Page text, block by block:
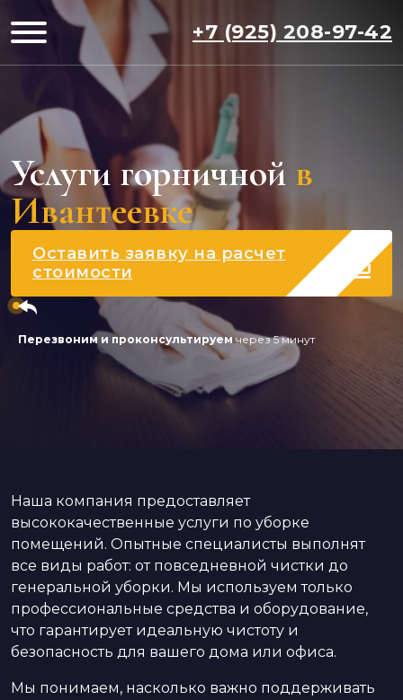
+7 (925) 208-97-42
Услуги горничной в
Ивантеевке
Оставить заявку на расчет
стоимости
Перезвоним и проконсультируемчерез 5 минут
Наша компания предоставляет
высококачественные услуги по уборке
помещений. Опытные специалисты выполнят
все виды работ: от повседневной чистки до
генеральной уборки. Мы используем только
профессиональные средства и оборудование,
что гарантирует идеальную чистоту и
безопасность для вашего дома или офиса.
Мы понимаем, насколько важно поддерживать